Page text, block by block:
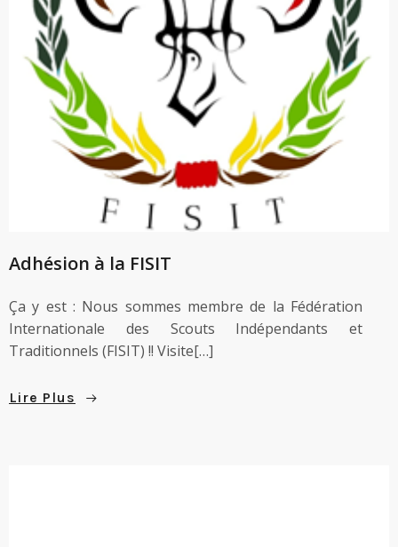
Adhésion à la FISIT
Ça y est : Nous sommes membre de la Fédération
Internationale des Scouts Indépendants et
Traditionnels (FISIT) !! Visite[…]
Lire Plus